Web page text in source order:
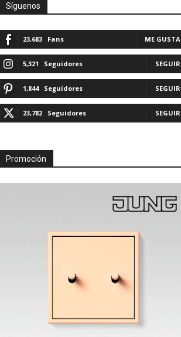
Síguenos
23,683 Fans ME GUSTA
5,321 Seguidores SEGUIR
1,844 Seguidores SEGUIR
23,782 Seguidores SEGUIR
Promoción